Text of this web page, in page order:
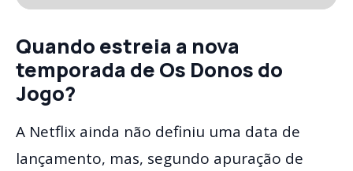
Quando estreia a nova
temporada de Os Donos do
Jogo?
A Netflix ainda não definiu uma data de
lançamento, mas, segundo apuração de